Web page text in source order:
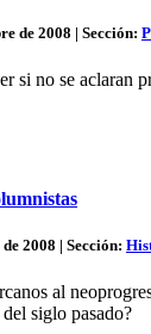
de 2008 | Sección:
si no se
2008 | Sección:
al
siglo pasado?